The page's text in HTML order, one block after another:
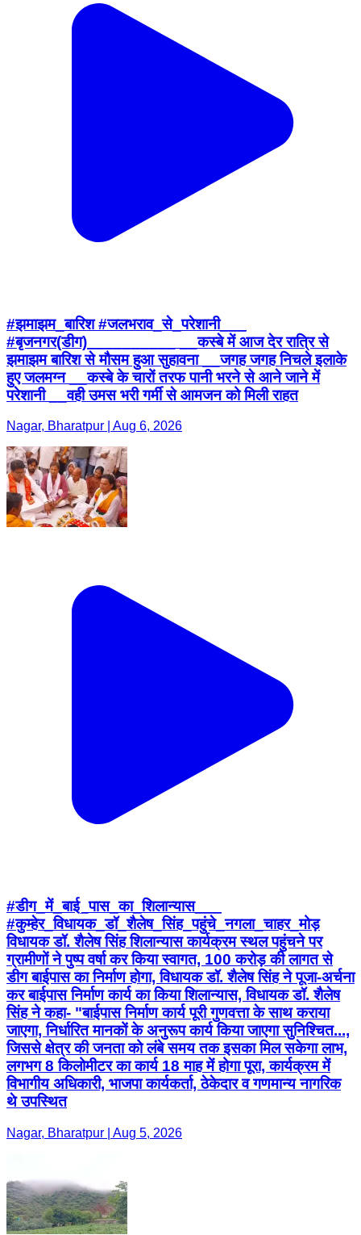
#झमाझम_बारिश #जलभराव_से_परेशानी___
#बृजनगर(डीग)__________ __कस्बे में आज देर रात्रि से
झमाझम बारिश से मौसम हुआ सुहावना __जगह जगह निचले इलाके
हुए जलमग्न __कस्बे के चारों तरफ पानी भरने से आने जाने में
परेशानी __वही उमस भरी गर्मी से आमजन को मिली राहत
Nagar, Bharatpur | Aug 6, 2026
#डीग_में_बाई_पास_का_शिलान्यास___
#कुम्हेर_विधायक_डॉ_शैलेष_सिंह_पहुंचे_नगला_चाहर_मोड़
विधायक डॉ. शैलेष सिंह शिलान्यास कार्यक्रम स्थल पहुंचने पर
ग्रामीणों ने पुष्प वर्षा कर किया स्वागत, 100 करोड़ की लागत से
डीग बाईपास का निर्माण होगा, विधायक डॉ. शैलेष सिंह ने पूजा-अर्चना
कर बाईपास निर्माण कार्य का किया शिलान्यास, विधायक डॉ. शैलेष
सिंह ने कहा- "बाईपास निर्माण कार्य पूरी गुणवत्ता के साथ कराया
जाएगा, निर्धारित मानकों के अनुरूप कार्य किया जाएगा सुनिश्चित...,
जिससे क्षेत्र की जनता को लंबे समय तक इसका मिल सकेगा लाभ,
लगभग 8 किलोमीटर का कार्य 18 माह में होगा पूरा, कार्यक्रम में
विभागीय अधिकारी, भाजपा कार्यकर्ता, ठेकेदार व गणमान्य नागरिक
थे उपस्थित
Nagar, Bharatpur | Aug 5, 2026